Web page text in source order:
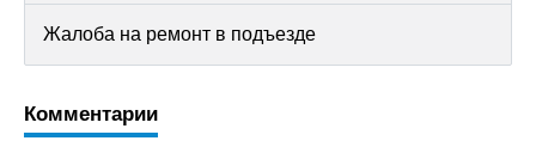
Жалоба на ремонт в подъезде
Комментарии